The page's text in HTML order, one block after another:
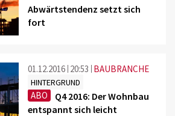
Abwärtstendenz setzt sich
fort
01.12.2016 20:53 BAUBRANCHE
HINTERGRUND
ABO
Q4 2016: Der Wohnbau
entspannt sich leicht